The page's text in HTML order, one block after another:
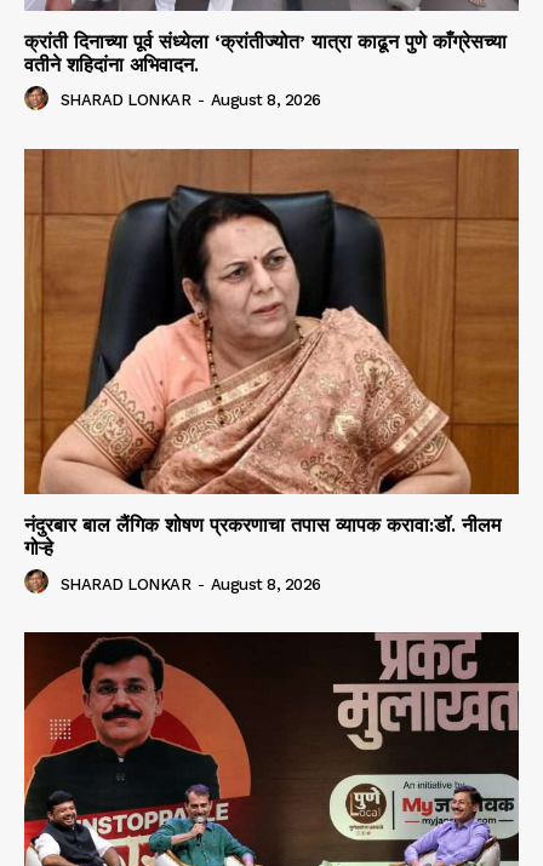
क्रांती दिनाच्या पूर्व संध्येला ‘क्रांतीज्योत’ यात्रा काढून पुणे काँग्रेसच्या
वतीने शहिदांना अभिवादन.
SHARAD LONKAR - August 8, 2026
नंदुरबार बाल लैंगिक शोषण प्रकरणाचा तपास व्यापक करावा:डॉ. नीलम
गोऱ्हे
SHARAD LONKAR - August 8, 2026